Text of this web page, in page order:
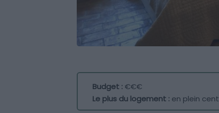
Budget :€€€
Le plus du logement : en plein